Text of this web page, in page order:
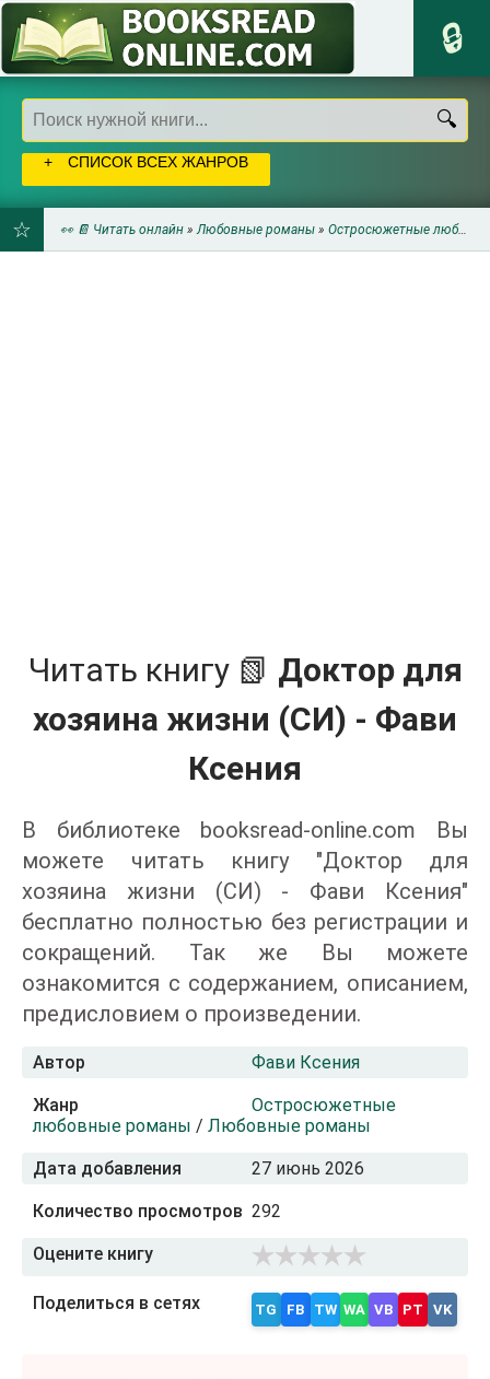
СПИСОК ВСЕХ ЖАНРОВ
👀 📔 Читать онлайн »Любовные романы » Остросюжетные любовные романы
Читать книгу 📗 Доктор для
хозяина жизни (СИ) - Фави
Ксения
В библиотеке booksread-online.com Вы
можете читать книгу "Доктор для
хозяина жизни (СИ) - Фави Ксения"
бесплатно полностью без регистрации и
сокращений. Так же Вы можете
ознакомится с содержанием, описанием,
предисловием о произведении.
Автор Фави Ксения
Жанр
Остросюжетные
любовные романы / Любовные романы
Дата добавления 27 июнь 2026
Количество просмотров 292
Оцените книгу
Поделиться в сетях TG FB TW WA VB PT VK